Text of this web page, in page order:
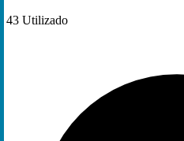
43 Utilizado